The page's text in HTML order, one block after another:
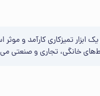
آب جمع کن 50 سانتی یک ابزار
خانگی، تجاری و صنعتی